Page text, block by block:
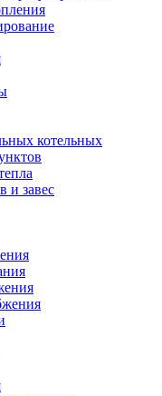
котельных
и завес